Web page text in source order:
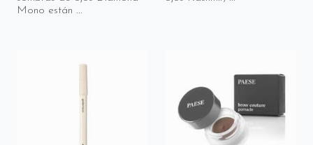
Mono están ...